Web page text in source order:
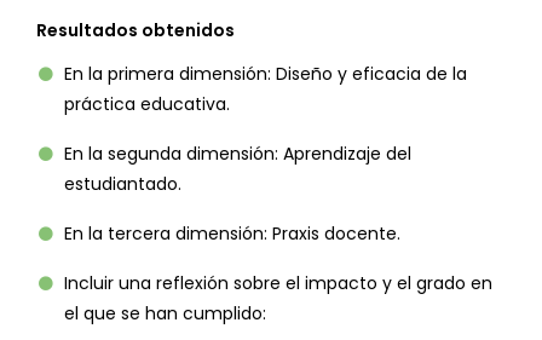
Resultados obtenidos
En la primera dimensión: Diseño y eficacia de la
práctica educativa.
En la segunda dimensión: Aprendizaje del
estudiantado.
En la tercera dimensión: Praxis docente.
Incluir una reflexión sobre el impacto y el grado en
el que se han cumplido: